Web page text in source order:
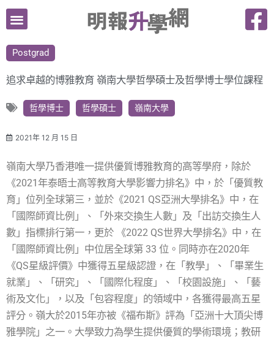
跳
要
內
Postgrad
追求卓越的博雅教育 嶺南大學哲學碩士及哲學博士學位課程
哲學博士 哲學碩士 嶺南大學
2021年 12 月 15 日
嶺南大學乃香港唯一提供優質博雅教育的高等學府，除於
《2021年泰晤士高等教育大學影響力排名》中，於「優質教
育」位列全球第三，並於《2021 QS亞洲大學排名》中，在
「國際師資比例」、「外來交換生人數」及「出訪交換生人
數」指標排行第一，更於 《2022 QS世界大學排名》中，在
「國際師資比例」中位居全球第 33 位。同時亦在2020年
《QS星級評價》中獲得五星級認證，在「教學」、「畢業生
就業」、「研究」、「國際化程度」、「校園設施」、「藝
術及文化」，以及「包容程度」的領域中，各獲得最高五星
評分。嶺大於2015年亦被《福布斯》評為「亞洲十大頂尖博
雅學院」之一。大學致力為學生提供優質的學術環境；教研